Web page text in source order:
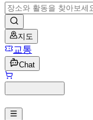
지도
교통
Chat